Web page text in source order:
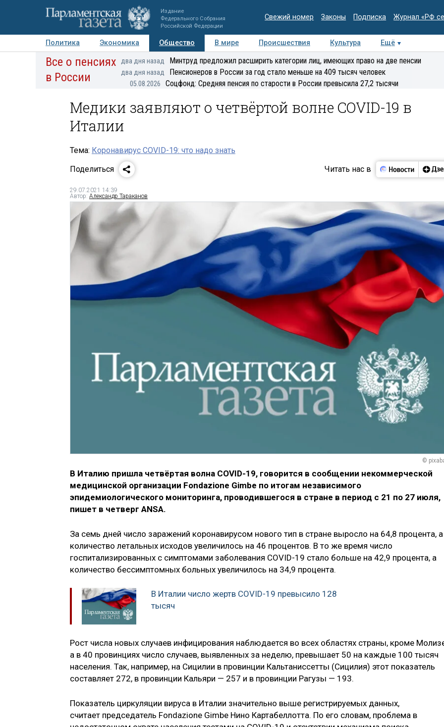
Издание
Федерального Собрания
Российской Федерации
Свежий номер Законы Подписка Журнал «РФ
Политика Экономика Общество В мире Происшествия Культура
Ещё
Авторы Персоны Мнения Регионы Медиацентр Интервью Колумнисты
Все о пенсиях
в России
два дня назад Минтруд предложил расширить категории лиц, имеющих право на две пенсии
два дня назад Пенсионеров в России за год стало меньше на 409 тысяч человек
05.08.2026 Соцфонд: Средняя пенсия по старости в России превысила 27,2 тысячи
Медики заявляют о четвёртой волне COVID-19 в
Италии
Тема: Коронавирус COVID-19: что надо знать
Поделиться
Читать нас в
29.07.2021 14:39
Автор: Александр Тараканов
©
В Италию пришла четвёртая волна COVID-19, говорится в сообщении некоммерческой
медицинской организации Fondazione Gimbe по итогам независимого
эпидемиологического мониторинга, проводившегося в стране в период с 21 по 27 июля,
пишет в четверг ANSA.
За семь дней число заражений коронавирусом нового тип в стране выросло на 64,8 процента, а
количество летальных исходов увеличилось на 46 процентов. В то же время число
госпитализированных с симптомами заболевания COVID-19 стало больше на 42,9 процента, а
количество бессимптомных больных увеличилось на 34,9 процента.
В Италии число жертв COVID-19 превысило 128
тысяч
Рост числа новых случаев инфицирования наблюдается во всех областях страны, кроме
а в 40 провинциях число случаев, выявленных за неделю, превышает 50 на каждые 100 тысяч
населения. Так, например, на Сицилии в провинции Кальтаниссетты (Сицилия) этот показатель
составляет 272, в провинции Кальяри — 257 и в провинции Рагузы — 193.
Показатель циркуляции вируса в Италии значительно выше регистрируемых данных,
считает председатель Fondazione Gimbe Нино Картабеллотта. По его словам, проблема в